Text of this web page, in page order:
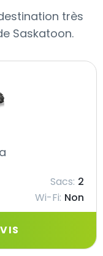
très
Saskatoon.
Sacs: 2
Wi-Fi: Non